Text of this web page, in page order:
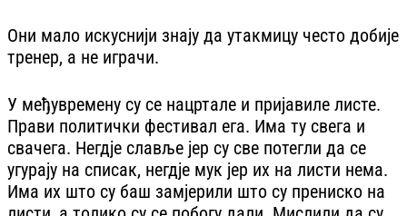
Они мало искуснији знају да утакмицу често добије
тренер, а не играчи.
У међувремену су се нацртале и пријавиле листе.
Прави политички фестивал ега. Има ту свега и
свачега. Негдје славље јер су све потегли да се
угурају на списак, негдје мук јер их на листи нема.
Има их што су баш замјерили што су прениско на